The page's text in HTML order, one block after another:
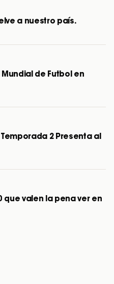
a nuestro país.
de Futbol en
2 Presenta al
que valen la pena ver en